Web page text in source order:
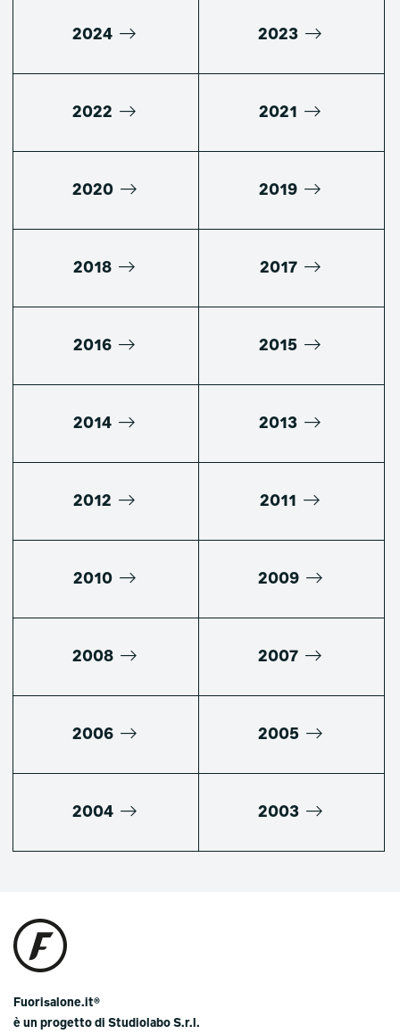
2024 2023
2022 2021
2020 2019
2018 2017
2016 2015
2014 2013
2012 2011
2010 2009
2008 2007
2006 2005
2004 2003
Fuorisalone.it®
è un progetto di Studiolabo S.r.l.